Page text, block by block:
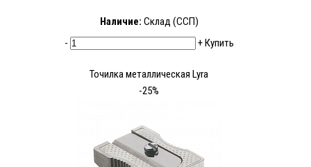
Наличие: Склад (ССП)
-
+Купить
Точилка металлическая Lyra
-25%